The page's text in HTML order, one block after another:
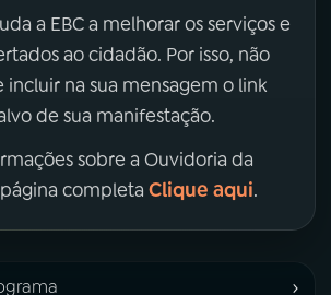
a EBC a melhorar os serviços e
ao cidadão. Por isso, não
incluir na sua mensagem o link
de sua manifestação.
sobre a Ouvidoria da
página completa Clique aqui.
›